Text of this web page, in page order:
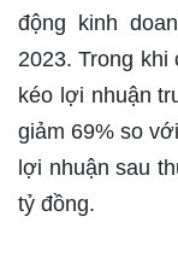
động kinh
2023. Trong
kéo lợi nhuận
giảm 69% so
lợi nhuận sau
tỷ đồng.